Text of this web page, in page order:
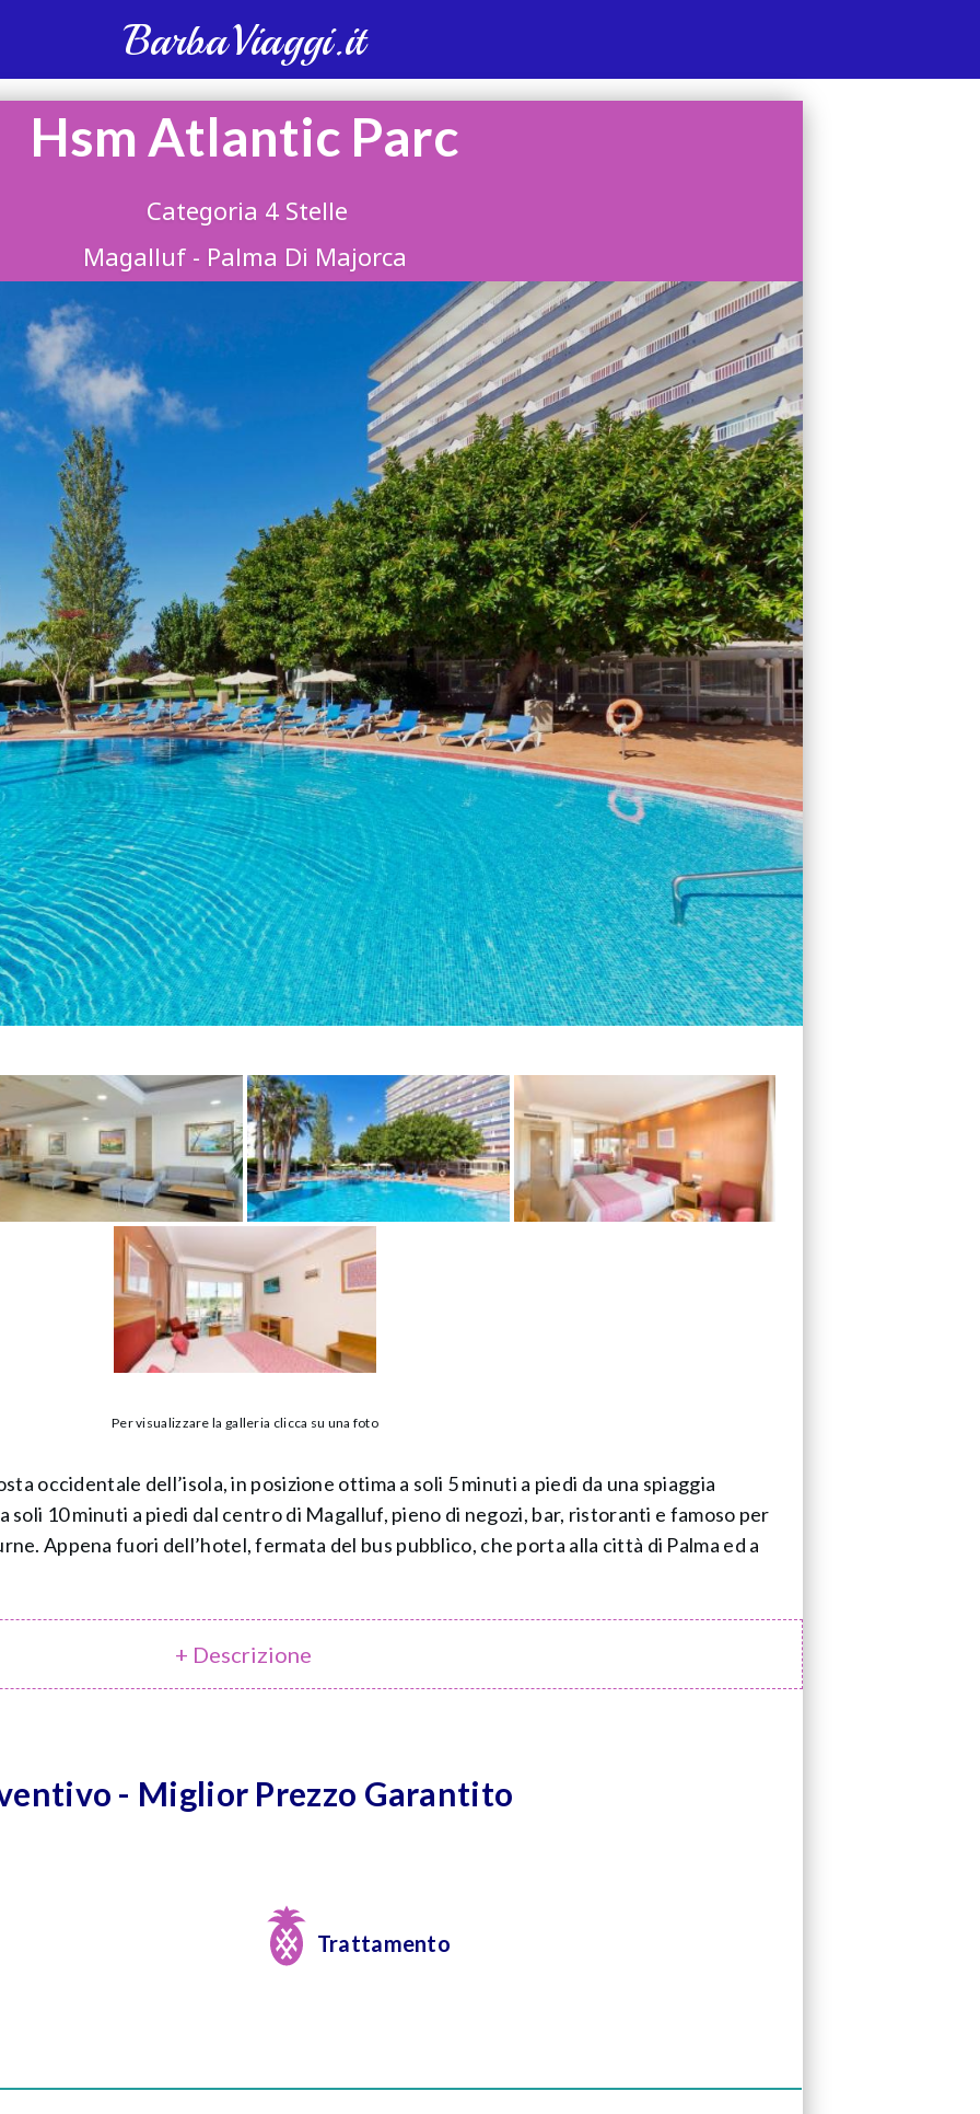
BarbaViaggi.it
Hsm Atlantic Parc
Categoria 4 Stelle
Magalluf - Palma Di Majorca
Per visualizzare la galleria clicca su una foto
occidentale dell’isola, in posizione ottima a soli 5 minuti a piedi da una spiaggia
soli 10 minuti a piedi dal centro di Magalluf, pieno di negozi, bar, ristoranti e famoso per
Appena fuori dell’hotel, fermata del bus pubblico, che porta alla città di Palma ed a
+ Descrizione
- Miglior Prezzo Garantito
Trattamento